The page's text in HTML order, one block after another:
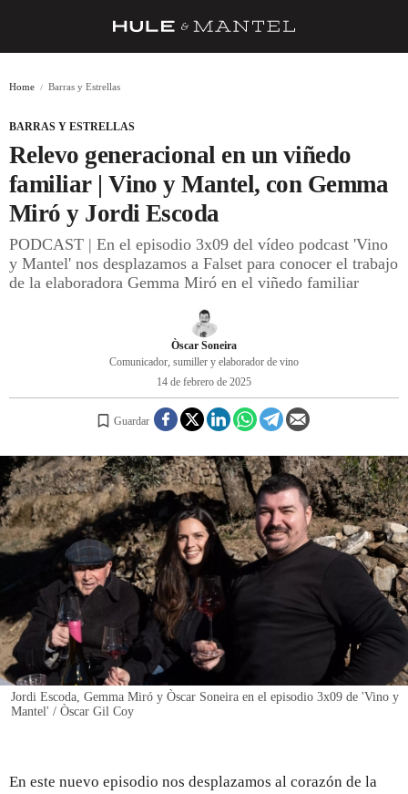
BARRAS Y ESTRELLAS
DÓNDE COMER
ÍDOLOS DE MESAS
CUADERNO DE VIAJE
REGISTRO
INICIAR SESIÓN
Home Barras y Estrellas
BARRAS Y ESTRELLAS
Relevo generacional en un viñedo
familiar | Vino y Mantel, con Gemma
Miró y Jordi Escoda
PODCAST | En el episodio 3x09 del vídeo podcast 'Vino
y Mantel' nos desplazamos a Falset para conocer el trabajo
de la elaboradora Gemma Miró en el viñedo familiar
Òscar Soneira
Comunicador, sumiller y elaborador de vino
14 de febrero de 2025
Guardar
Jordi Escoda, Gemma Miró y Òscar Soneira en el episodio 3x09 de 'Vino y
Mantel' / Òscar Gil Coy
En este nuevo episodio nos desplazamos al corazón de la